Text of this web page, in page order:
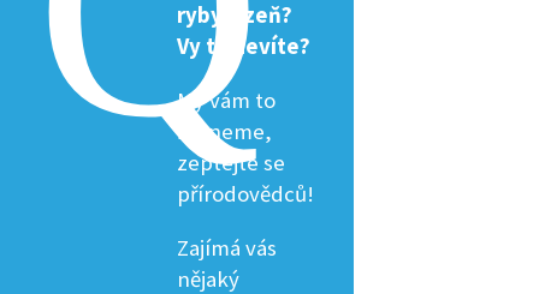
ryby žízeň?
Vy to nevíte?
My vám to
řekneme,
zeptejte se
přírodovědců!
Zajímá vás
nějaký